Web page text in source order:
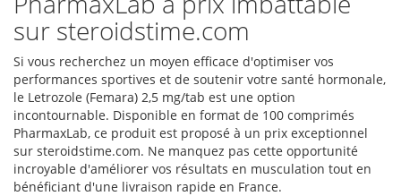
sur steroidstime.com
Si vous recherchez un moyen efficace d'optimiser vos
performances sportives et de soutenir votre santé hormonale,
le Letrozole (Femara) 2,5 mg/tab est une option
incontournable. Disponible en format de 100 comprimés
PharmaxLab, ce produit est proposé à un prix exceptionnel
sur steroidstime.com. Ne manquez pas cette opportunité
incroyable d'améliorer vos résultats en musculation tout en
bénéficiant d'une livraison rapide en France.